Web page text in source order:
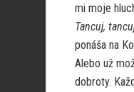
mi moje
Tancuj,
ponáša na
Alebo už
dobroty.